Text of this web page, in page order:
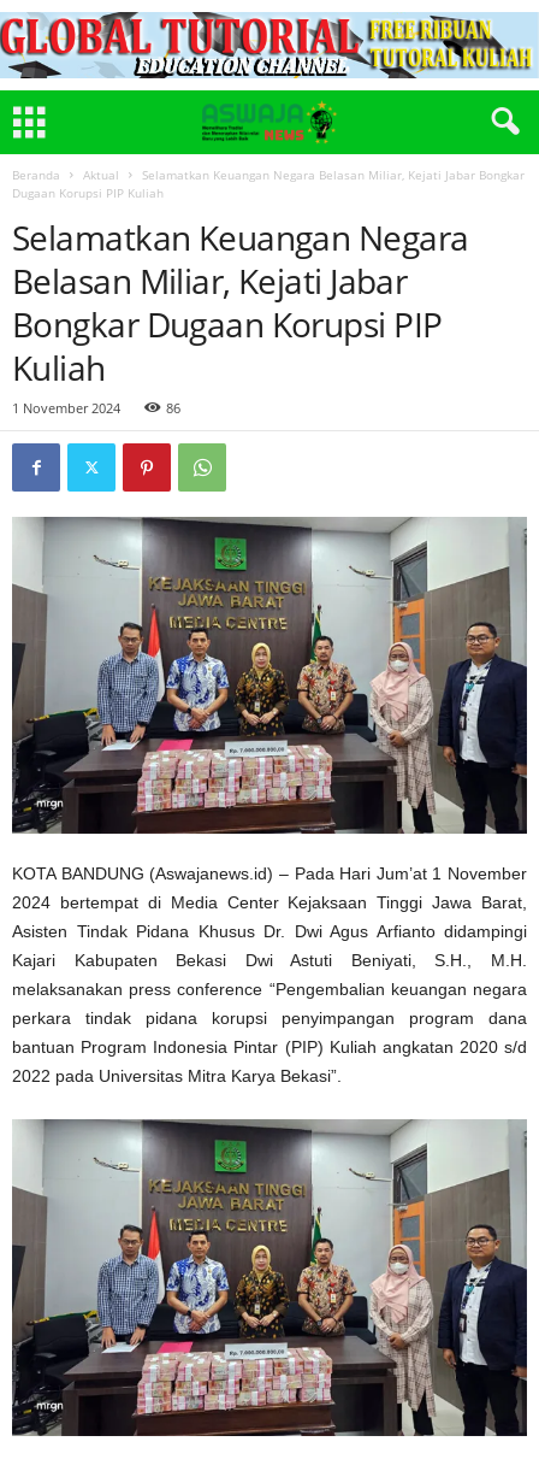
Beranda Aktual
Selamatkan Keuangan Negara Belasan Miliar, Kejati Jabar Bongkar
Dugaan Korupsi PIP Kuliah
Selamatkan Keuangan Negara
Belasan Miliar, Kejati Jabar
Bongkar Dugaan Korupsi PIP
Kuliah
1 November 2024 86
KOTA BANDUNG (Aswajanews.id) – Pada Hari Jum’at 1 November
2024 bertempat di Media Center Kejaksaan Tinggi Jawa Barat,
Asisten Tindak Pidana Khusus Dr. Dwi Agus Arfianto didampingi
Kajari Kabupaten Bekasi Dwi Astuti Beniyati, S.H., M.H.
melaksanakan press conference “Pengembalian keuangan negara
perkara tindak pidana korupsi penyimpangan program dana
bantuan Program Indonesia Pintar (PIP) Kuliah angkatan 2020 s/d
2022 pada Universitas Mitra Karya Bekasi”.